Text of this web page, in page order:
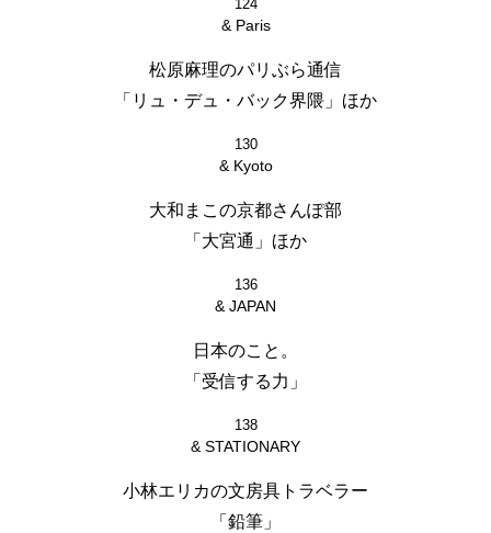
124
& Paris
松原麻理のパリぶら通信
「リュ・デュ・バック界隈」ほか
130
& Kyoto
大和まこの京都さんぽ部
「大宮通」ほか
136
& JAPAN
日本のこと。
「受信する力」
138
& STATIONARY
小林エリカの文房具トラベラー
「鉛筆」